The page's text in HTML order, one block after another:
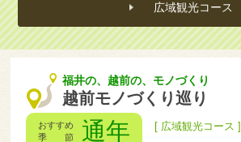
広域観光コース
福井の、越前の、モノづくり
越前モノづくり巡り
おすすめ
季 節
通年 [ 広域観光コース ]